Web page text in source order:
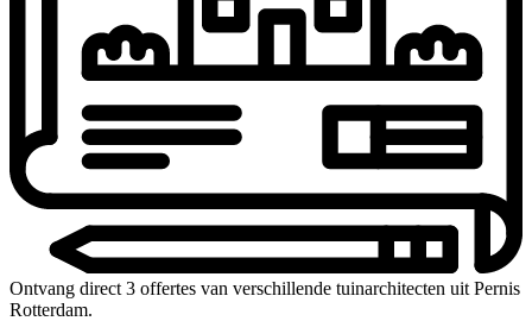
Ontvang direct 3 offertes van verschillende tuinarchitecten uit Pernis
Rotterdam.